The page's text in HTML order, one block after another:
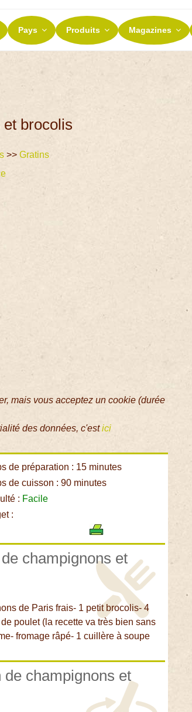
ET TERROIRS
terroirs
Pays Produits Magazines
brocolis
>>Gratins
mais vous acceptez un cookie (durée
des données, c'estici
de préparation : 15 minutes
de cuisson : 90 minutes
: Facile
:
champignons et
de Paris frais- 1 petit brocolis- 4
poulet (la recette va très bien sans
fromage râpé- 1 cuillère à soupe
champignons et